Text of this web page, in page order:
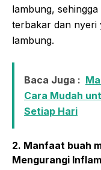
lambung,
terbakar dan nyeri
lambung.
Baca Juga :
Cara Mudah
Setiap Hari
2. Manfaat buah
Mengurangi